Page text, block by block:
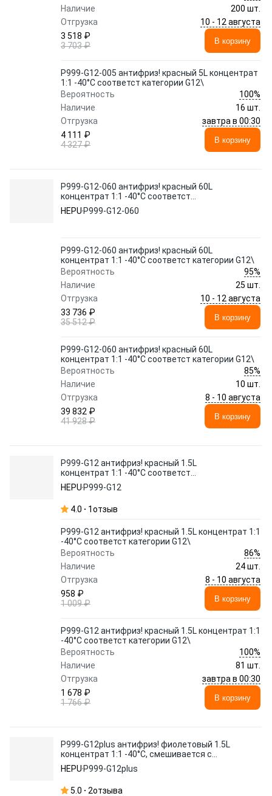
Наличие
200 шт.
Отгрузка
10 - 12 августа
3 518 ₽
3 703 ₽
В корзину
P999-G12-005 антифриз! красный 5L концентрат
1:1 -40°C соответст категории G12\
Вероятность
100%
Наличие
16 шт.
Отгрузка
завтра в 00:30
4 111 ₽
4 327 ₽
В корзину
P999-G12-060 антифриз! красный 60L
концентрат 1:1 -40°C соответст
категории G12\
HEPU P999-G12-060
P999-G12-060 антифриз! красный 60L
концентрат 1:1 -40°C соответст категории G12\
Вероятность
95%
Наличие
25 шт.
Отгрузка
10 - 12 августа
33 736 ₽
35 512 ₽
В корзину
P999-G12-060 антифриз! красный 60L
концентрат 1:1 -40°C соответст категории G12\
Вероятность
85%
Наличие
10 шт.
Отгрузка
8 - 10 августа
39 832 ₽
41 928 ₽
В корзину
P999-G12 антифриз! красный 1.5L
концентрат 1:1 -40°C соответст
категории G12\
HEPU P999-G12
4.0 1отзыв
P999-G12 антифриз! красный 1.5L концентрат 1:1
-40°C соответст категории G12\
Вероятность
86%
Наличие
24 шт.
Отгрузка
8 - 10 августа
958 ₽
1 009 ₽
В корзину
P999-G12 антифриз! красный 1.5L концентрат 1:1
-40°C соответст категории G12\
Вероятность
100%
Наличие
81 шт.
Отгрузка
завтра в 00:30
1 678 ₽
1 766 ₽
В корзину
P999-G12plus антифриз! фиолетовый 1.5L
концентрат 1:1 -40°C, смешивается с
красным или синим,G12+\
HEPU P999-G12plus
5.0 2отзыва